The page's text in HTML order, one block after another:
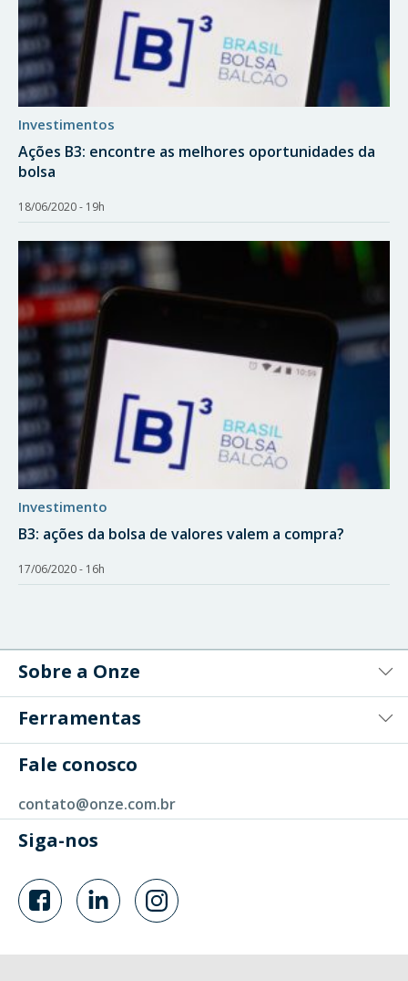
investimentos
Ações B3: encontre as melhores oportunidades da
bolsa
18/06/2020 - 19h
investimento
B3: ações da bolsa de valores valem a compra?
17/06/2020 - 16h
Sobre a Onze
Ferramentas
Fale conosco
contato@onze.com.br
Siga-nos